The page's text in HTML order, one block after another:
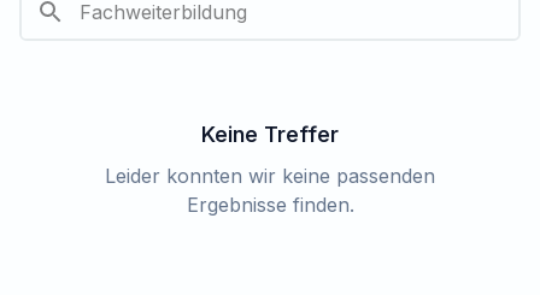
Keine Treffer
Leider konnten wir keine passenden
Ergebnisse finden.